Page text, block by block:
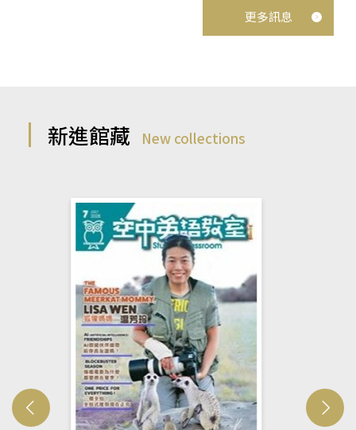
更多訊息
新進館藏 New collections